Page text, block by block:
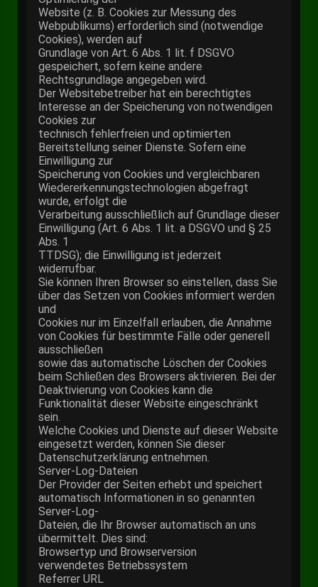
Website (z. B. Cookies zur Messung des
Webpublikums) erforderlich sind (notwendige
Cookies), werden auf
Grundlage von Art. 6 Abs. 1 lit. f DSGVO
gespeichert, sofern keine andere
Rechtsgrundlage angegeben wird.
Der Websitebetreiber hat ein berechtigtes
Interesse an der Speicherung von notwendigen
Cookies zur
technisch fehlerfreien und optimierten
Bereitstellung seiner Dienste. Sofern eine
Einwilligung zur
Speicherung von Cookies und vergleichbaren
Wiedererkennungstechnologien abgefragt
wurde, erfolgt die
Verarbeitung ausschließlich auf Grundlage dieser
Einwilligung (Art. 6 Abs. 1 lit. a DSGVO und § 25
Abs. 1
TTDSG); die Einwilligung ist jederzeit
widerrufbar.
Sie können Ihren Browser so einstellen, dass Sie
über das Setzen von Cookies informiert werden
und
Cookies nur im Einzelfall erlauben, die Annahme
von Cookies für bestimmte Fälle oder generell
ausschließen
sowie das automatische Löschen der Cookies
beim Schließen des Browsers aktivieren. Bei der
Deaktivierung von Cookies kann die
Funktionalität dieser Website eingeschränkt
sein.
Welche Cookies und Dienste auf dieser Website
eingesetzt werden, können Sie dieser
Datenschutzerklärung entnehmen.
Server-Log-Dateien
Der Provider der Seiten erhebt und speichert
automatisch Informationen in so genannten
Server-Log-
Dateien, die Ihr Browser automatisch an uns
übermittelt. Dies sind:
Browsertyp und Browserversion
verwendetes Betriebssystem
Referrer URL